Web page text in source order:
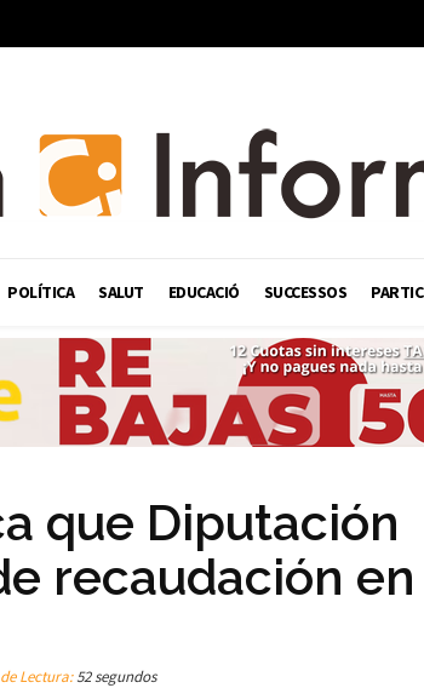
POLÍTICA SALUT EDUCACIÓ SUCCESSOS
que Diputación
recaudación
Lectura:52 segundos